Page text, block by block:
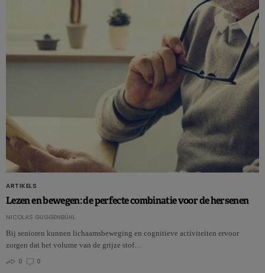
ARTIKELS
Lezen en bewegen: de perfecte combinatie voor de hersenen
NICOLAS GUGGENBÜHL
Bij senioren kunnen lichaamsbeweging en cognitieve activiteiten ervoor
zorgen dat het volume van de grijze stof…
0
0